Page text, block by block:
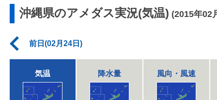
沖縄県のアメダス実況(気温) (2015年02
前日(02月24日)
気温 降水量 風向・風速